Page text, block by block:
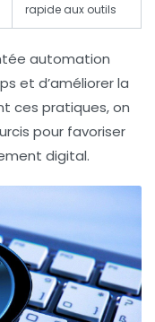
rapide aux outils
automation
et d’améliorer la
ces pratiques, on
pour favoriser
digital.